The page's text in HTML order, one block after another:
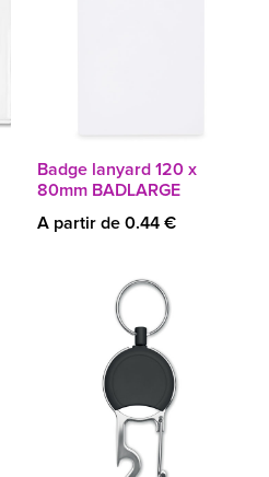
Badge lanyard 120 x
80mm BADLARGE
A partir de 0.44 €